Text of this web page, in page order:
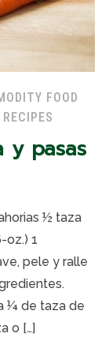
FOOD
y pasas
½ taza
oz.) 1
pele y ralle
¼ de taza de
o […]